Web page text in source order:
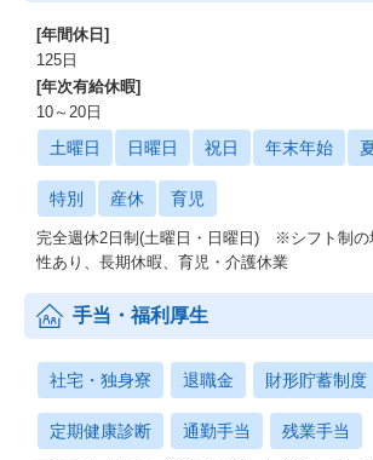
[年間休日]
125日
[年次有給休暇]
10～20日
土曜日 日曜日 祝日 年末年始
特別 産休 育児
完全週休2日制(土曜日・日曜日) ※シフト制の
性あり、長期休暇、育児・介護休業
手当・福利厚生
社宅・独身寮 退職金 財形貯蓄制度
定期健康診断 通勤手当 残業手当